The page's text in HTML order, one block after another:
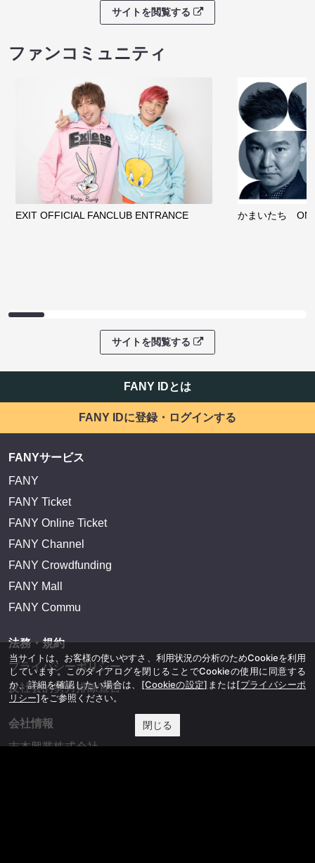
サイトを閲覧する
ファンコミュニティ
EXIT OFFICIAL FANCLUB ENTRANCE かまいたち
サイトを閲覧する
FANY IDとは
FANY IDに登録・ログインする
FANYサービス
FANY
FANY Ticket
FANY Online Ticket
FANY Channel
FANY Crowdfunding
FANY Mall
FANY Commu
法務・規約
プライバシーポリシー
反社会的勢力排除宣言
会社情報
吉本興業株式会社
当サイトは、お客様の使いやすさ、利用状況の分析のためCookieを利用
しています。このダイアログを閉じることでCookieの使用に同意する
か、詳細を確認したい場合は、 [Cookieの設定] または[プライバシーポ
リシー]をご参照ください。
閉じる